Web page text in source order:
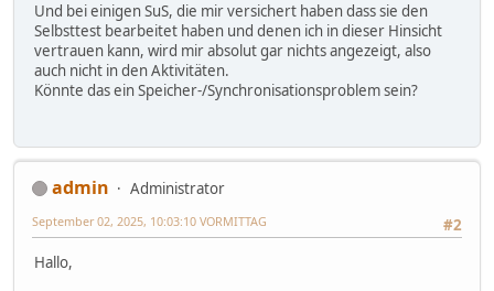
Und bei einigen SuS, die mir versichert haben dass sie den
Selbsttest bearbeitet haben und denen ich in dieser Hinsicht
vertrauen kann, wird mir absolut gar nichts angezeigt, also
auch nicht in den Aktivitäten.
Könnte das ein Speicher-/Synchronisationsproblem sein?
admin
Administrator
#2
September 02, 2025, 10:03:10 VORMITTAG
Hallo,